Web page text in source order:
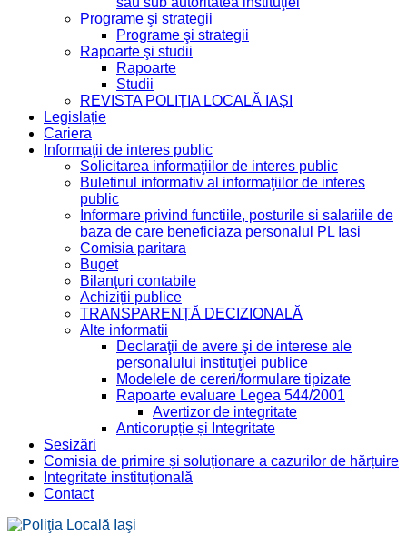
Programe şi strategii
Programe şi strategii
Rapoarte şi studii
Rapoarte
Studii
REVISTA POLIȚIA LOCALĂ IAȘI
Legislație
Cariera
Informaţii de interes public
Solicitarea informaţiilor de interes public
Buletinul informativ al informaţiilor de interes
public
Informare privind functiile, posturile si salariile de
baza de care beneficiaza personalul PL Iasi
Comisia paritara
Buget
Bilanţuri contabile
Achiziții publice
TRANSPARENȚĂ DECIZIONALĂ
Alte informatii
Declaraţii de avere şi de interese ale
personalului instituţiei publice
Modelele de cereri/formulare tipizate
Rapoarte evaluare Legea 544/2001
Avertizor de integritate
Anticorupție și Integritate
Sesizări
Comisia de primire și soluționare a cazurilor de hărțuire
Integritate instituțională
Contact